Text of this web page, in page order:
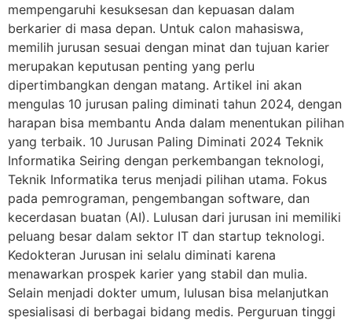
mempengaruhi kesuksesan dan kepuasan dalam
berkarier di masa depan. Untuk calon mahasiswa,
memilih jurusan sesuai dengan minat dan tujuan karier
merupakan keputusan penting yang perlu
dipertimbangkan dengan matang. Artikel ini akan
mengulas 10 jurusan paling diminati tahun 2024, dengan
harapan bisa membantu Anda dalam menentukan pilihan
yang terbaik. 10 Jurusan Paling Diminati 2024 Teknik
Informatika Seiring dengan perkembangan teknologi,
Teknik Informatika terus menjadi pilihan utama. Fokus
pada pemrograman, pengembangan software, dan
kecerdasan buatan (AI). Lulusan dari jurusan ini memiliki
peluang besar dalam sektor IT dan startup teknologi.
Kedokteran Jurusan ini selalu diminati karena
menawarkan prospek karier yang stabil dan mulia.
Selain menjadi dokter umum, lulusan bisa melanjutkan
spesialisasi di berbagai bidang medis. Perguruan tinggi